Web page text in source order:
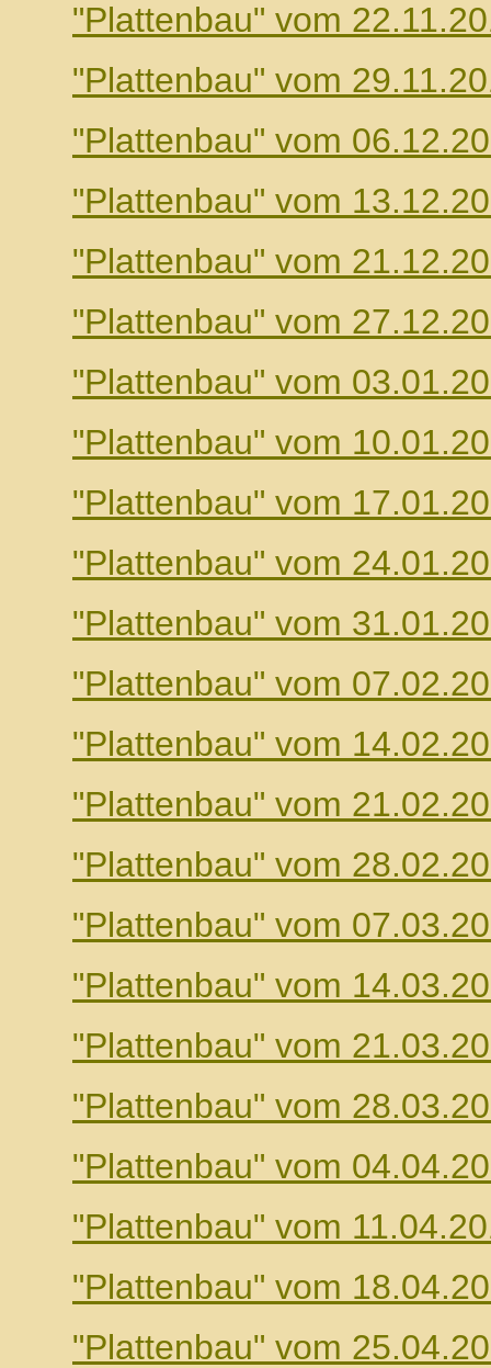
"Plattenbau" vom
"Plattenbau" vom
"Plattenbau" vom
"Plattenbau" vom
"Plattenbau" vom
"Plattenbau" vom
"Plattenbau" vom
"Plattenbau" vom
"Plattenbau" vom
"Plattenbau" vom
"Plattenbau" vom
"Plattenbau" vom
"Plattenbau" vom
"Plattenbau" vom
"Plattenbau" vom
"Plattenbau" vom
"Plattenbau" vom
"Plattenbau" vom
"Plattenbau" vom
"Plattenbau" vom
"Plattenbau" vom
"Plattenbau" vom
"Plattenbau" vom